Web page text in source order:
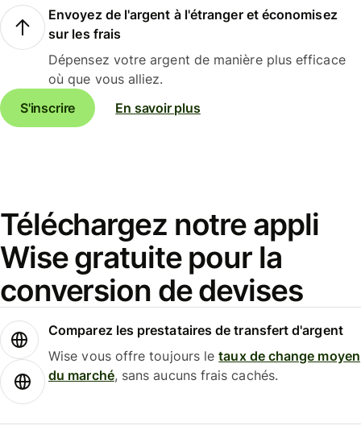
Envoyez de l'argent à l'étranger et économisez
sur les frais
Dépensez votre argent de manière plus efficace
où que vous alliez.
S'inscrire
En savoir plus
Téléchargez notre appli
Wise gratuite pour la
conversion de devises
Comparez les prestataires de transfert d'argent
Wise vous offre toujours letaux de change moyen
du marché, sans aucuns frais cachés.